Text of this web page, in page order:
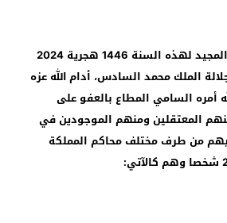
” بمناسبة عيد العرش المجيد لهذه السنة 1446 هجرية 2024
الملك محمد السادس، أدام الله عزه
أمره السامي المطاع بالعفو على
المعتقلين ومنهم الموجودين في
من طرف مختلف محاكم المملكة